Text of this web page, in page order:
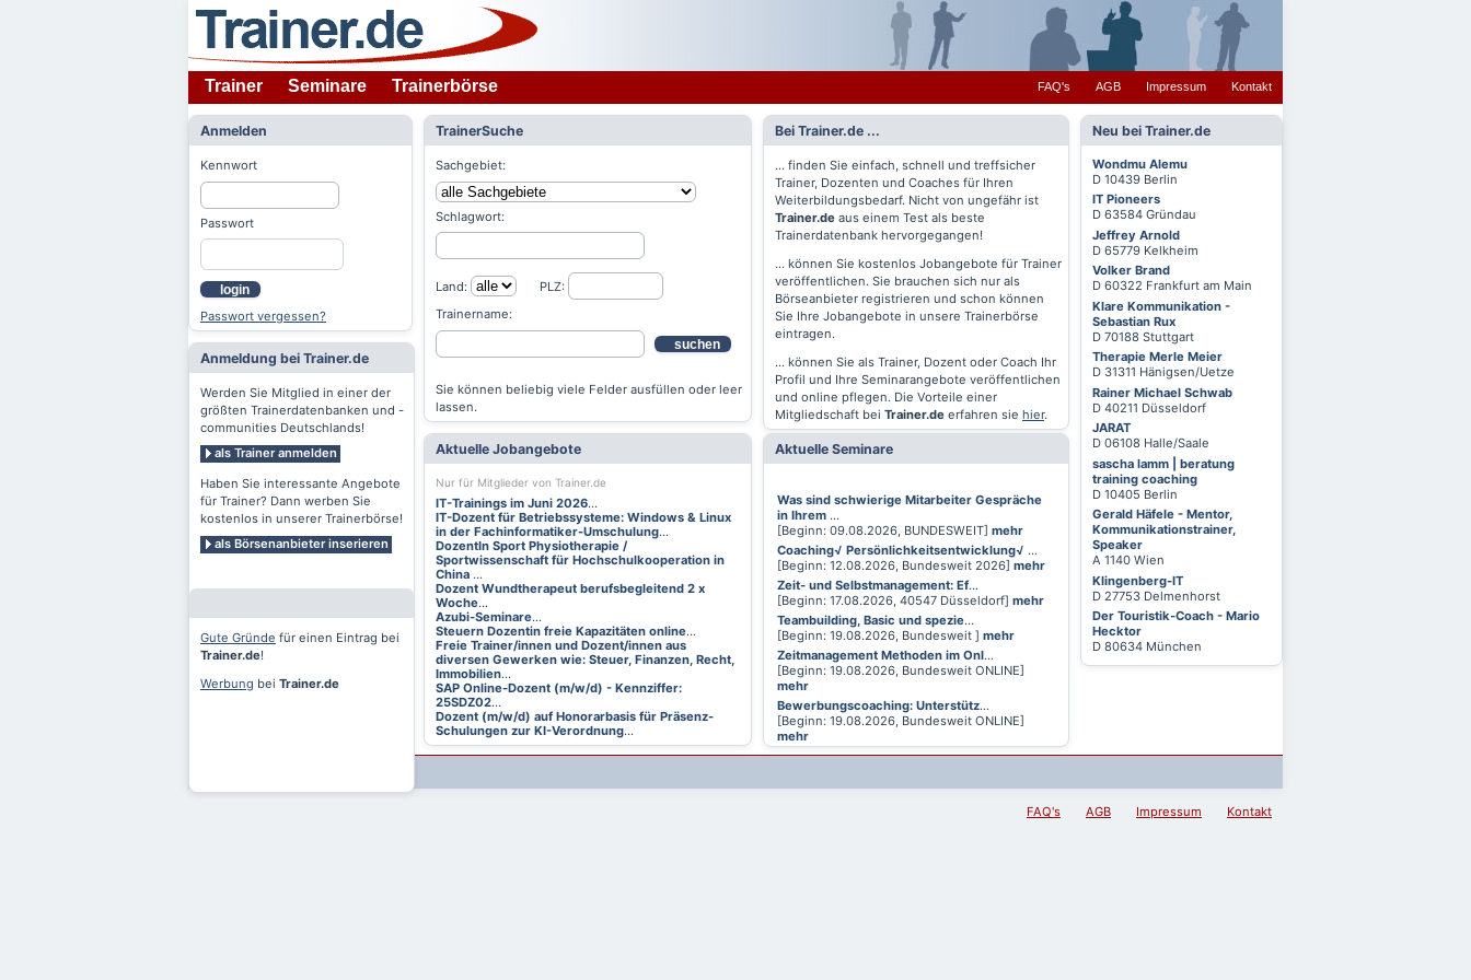
Trainer Seminare Trainerbörse FAQ's AGB Impressum Kontakt
Anmelden
Kennwort
Passwort
login
Passwort vergessen?
Anmeldung bei Trainer.de
Werden Sie Mitglied in einer der
größten Trainerdatenbanken und -
communities Deutschlands!
als Trainer anmelden
Haben Sie interessante Angebote
für Trainer? Dann werben Sie
kostenlos in unserer Trainerbörse!
als Börsenanbieter inserieren
Gute Gründe für einen Eintrag bei
Trainer.de!
Werbung bei Trainer.de
Neu bei Trainer.de
Wondmu Alemu
D 10439 Berlin
IT Pioneers
D 63584 Gründau
Jeffrey Arnold
D 65779 Kelkheim
Volker Brand
D 60322 Frankfurt am Main
Klare Kommunikation -
Sebastian Rux
D 70188 Stuttgart
Therapie Merle Meier
D 31311 Hänigsen/Uetze
Rainer Michael Schwab
D 40211 Düsseldorf
JARAT
D 06108 Halle/Saale
sascha lamm | beratung
training coaching
D 10405 Berlin
Gerald Häfele - Mentor,
Kommunikationstrainer,
Speaker
A 1140 Wien
Klingenberg-IT
D 27753 Delmenhorst
Der Touristik-Coach - Mario
Hecktor
D 80634 München
TrainerSuche
Sachgebiet:
Schlagwort:
Land:
PLZ:
Trainername:
suchen
Sie können beliebig viele Felder ausfüllen oder leer
lassen.
Aktuelle Jobangebote
Nur für Mitglieder von Trainer.de
IT-Trainings im Juni 2026...
IT-Dozent für Betriebssysteme: Windows & Linux
in der Fachinformatiker-Umschulung...
DozentIn Sport Physiotherapie /
Sportwissenschaft für Hochschulkooperation in
China ...
Dozent Wundtherapeut berufsbegleitend 2 x
Woche...
Azubi-Seminare...
Steuern Dozentin freie Kapazitäten online...
Freie Trainer/innen und Dozent/innen aus
diversen Gewerken wie: Steuer, Finanzen, Recht,
Immobilien...
SAP Online-Dozent (m/w/d) - Kennziffer:
25SDZ02...
Dozent (m/w/d) auf Honorarbasis für Präsenz-
Schulungen zur KI-Verordnung...
Bei Trainer.de ...
... finden Sie einfach, schnell und treffsicher
Trainer, Dozenten und Coaches für Ihren
Weiterbildungsbedarf. Nicht von ungefähr ist
Trainer.de aus einem Test als beste
Trainerdatenbank hervorgegangen!
... können Sie kostenlos Jobangebote für Trainer
veröffentlichen. Sie brauchen sich nur als
Börseanbieter registrieren und schon können
Sie Ihre Jobangebote in unsere Trainerbörse
eintragen.
... können Sie als Trainer, Dozent oder Coach Ihr
Profil und Ihre Seminarangebote veröffentlichen
und online pflegen. Die Vorteile einer
Mitgliedschaft bei Trainer.de erfahren sie hier.
Aktuelle Seminare
Was sind schwierige Mitarbeiter Gespräche
in Ihrem ...
[Beginn: 09.08.2026, BUNDESWEIT] mehr
Coaching√ Persönlichkeitsentwicklung√ ...
[Beginn: 12.08.2026, Bundesweit 2026] mehr
Zeit- und Selbstmanagement: Ef...
[Beginn: 17.08.2026, 40547 Düsseldorf] mehr
Teambuilding, Basic und spezie...
[Beginn: 19.08.2026, Bundesweit ] mehr
Zeitmanagement Methoden im Onl...
[Beginn: 19.08.2026, Bundesweit ONLINE]
mehr
Bewerbungscoaching: Unterstütz...
[Beginn: 19.08.2026, Bundesweit ONLINE]
mehr
FAQ's AGB Impressum Kontakt